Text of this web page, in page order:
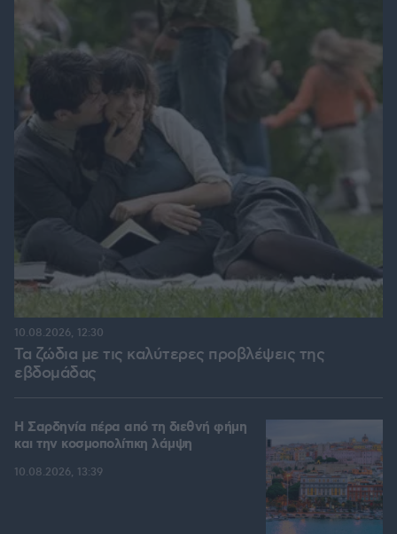
Τα ζώδια με τις καλύτερες προβλέψεις της
εβδομάδας
10.08.2026, 12:30
Η Σαρδηνία πέρα από τη διεθνή φήμη
και την κοσμοπολίτικη λάμψη
10.08.2026, 13:39